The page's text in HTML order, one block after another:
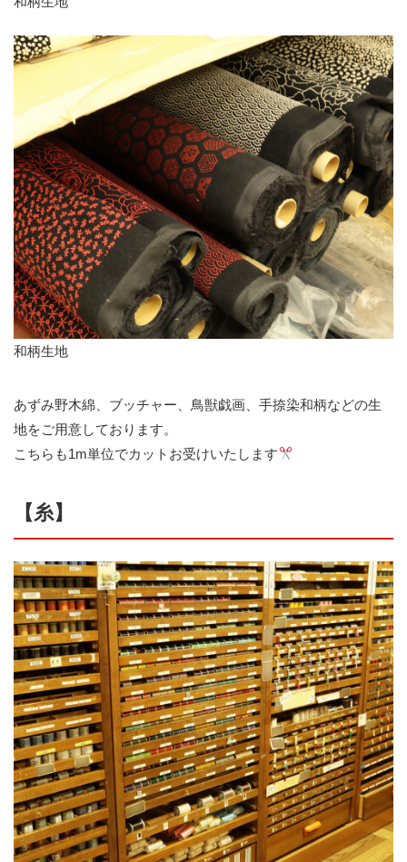
和柄生地
あずみ野木綿、ブッチャー、鳥獣戯画、手捺染和柄などの生
地をご用意しております。
こちらも1m単位でカットお受けいたします
【糸】